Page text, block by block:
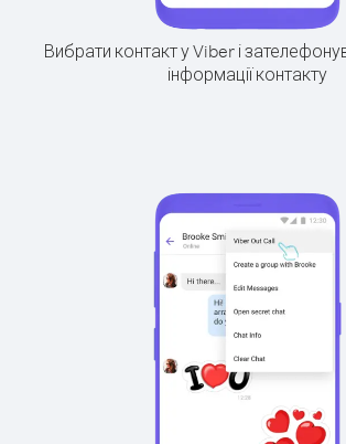
Вибрати контакт у Viber і
інформації контакту